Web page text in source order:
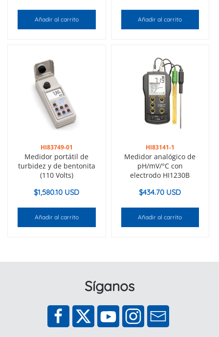
Añadir al carrito Añadir al carrito
HI83749-01
Medidor portátil de
turbidez y de bentonita
(110 Volts)
$1,580.10 USD
Añadir al carrito
HI83141-1
Medidor analógico de
pH/mV/°C con
electrodo HI1230B
$434.70 USD
Añadir al carrito
Síganos